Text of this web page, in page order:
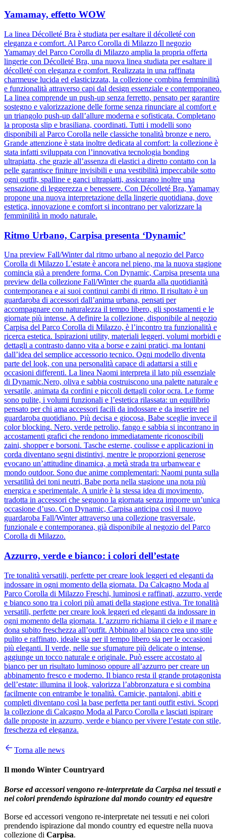
Yamamay, effetto WOW
La linea Décolleté Bra è studiata per esaltare il décolleté con
eleganza e comfort. Al Parco Corolla di Milazzo Il negozio
Yamamay del Parco Corolla di Milazzo amplia la propria offerta
lingerie con Décolleté Bra, una nuova linea studiata per esaltare il
décolleté con eleganza e comfort. Realizzata in una raffinata
charmeuse lucida ed elasticizzata, la collezione combina femminilità
e funzionalità attraverso capi dal design essenziale e contemporaneo.
La linea comprende un push-up senza ferretto, pensato per garantire
sostegno e valorizzazione delle forme senza rinunciare al comfort e
un triangolo push-up dall’allure moderna e sofisticata. Completano
la proposta slip e brasiliana, coordinati. Tutti i modelli sono
disponibili al Parco Corolla nelle classiche tonalità bronze e nero.
Grande attenzione è stata inoltre dedicata al comfort: la collezione è
stata infatti sviluppata con l’innovativa tecnologia bonding
ultrapiatta, che grazie all’assenza di elastici a diretto contatto con la
pelle garantisce finiture invisibili e una vestibilità impeccabile sotto
ogni outfit, spalline e ganci ultrapiatti, assicurano inoltre una
sensazione di leggerezza e benessere. Con Décolleté Bra, Yamamay
propone una nuova interpretazione della lingerie quotidiana, dove
estetica, innovazione e comfort si incontrano per valorizzare la
femminilità in modo naturale.
Ritmo Urbano, Carpisa presenta ‘Dynamic’
Una preview Fall/Winter dal ritmo urbano al negozio del Parco
Corolla di Milazzo L’estate è ancora nel pieno, ma la nuova stagione
comincia già a prendere forma. Con Dynamic, Carpisa presenta una
preview della collezione Fall/Winter che guarda alla quotidianità
contemporanea e ai suoi continui cambi di ritmo. Il risultato è un
guardaroba di accessori dall’anima urbana, pensati per
accompagnare con naturalezza il tempo libero, gli spostamenti e le
giornate più intense. A definire la collezione, disponibile al negozio
Carpisa del Parco Corolla di Milazzo, è l’incontro tra funzionalità e
ricerca estetica. Ispirazioni utility, materiali leggeri, volumi morbidi e
dettagli a contrasto danno vita a borse e zaini pratici, ma lontani
dall’idea del semplice accessorio tecnico. Ogni modello diventa
parte del look, con una personalità capace di adattarsi a stili e
occasioni differenti. La linea Naomi interpreta il lato più essenziale
di Dynamic.Nero, oliva e sabbia costruiscono una palette naturale e
versatile, animata da cordini e piccoli dettagli color ocra. Le forme
sono pulite, i volumi funzionali e l’estetica rilassata: un equilibrio
pensato per chi ama accessori facili da indossare e da inserire nel
guardaroba quotidiano. Più decisa e giocosa, Babe sceglie invece il
color blocking. Nero, verde petrolio, fango e sabbia si incontrano in
accostamenti grafici che rendono immediatamente riconoscibili
zaini, shopper e borsoni. Tasche esterne, coulisse e applicazioni in
corda diventano segni distintivi, mentre le proporzioni generose
evocano un’attitudine dinamica, a metà strada tra urbanwear e
mondo outdoor. Sono due anime complementari: Naomi punta sulla
versatilità dei toni neutri, Babe porta nella stagione una nota più
energica e sperimentale. A unirle è la stessa idea di movimento,
tradotta in accessori che seguono la giornata senza imporre un’unica
occasione d’uso. Con Dynamic, Carpisa anticipa così il nuovo
guardaroba Fall/Winter attraverso una collezione trasversale,
funzionale e contemporanea, già disponibile al negozio del Parco
Corolla di Milazzo.
Azzurro, verde e bianco: i colori dell’estate
Tre tonalità versatili, perfette per creare look leggeri ed eleganti da
indossare in ogni momento della giornata. Da Calcagno Moda al
Parco Corolla di Milazzo Freschi, luminosi e raffinati, azzurro, verde
e bianco sono tra i colori più amati della stagione estiva. Tre tonalità
versatili, perfette per creare look leggeri ed eleganti da indossare in
ogni momento della giornata. L’azzurro richiama il cielo e il mare e
dona subito freschezza all’outfit. Abbinato al bianco crea uno stile
pulito e raffinato, ideale sia per il tempo libero sia per le occasioni
più eleganti. Il verde, nelle sue sfumature più delicate o intense,
aggiunge un tocco naturale e originale. Può essere accostato al
bianco per un risultato luminoso oppure all’azzurro per creare un
abbinamento fresco e moderno. Il bianco resta il grande protagonista
dell’estate: illumina il look, valorizza l’abbronzatura e si combina
facilmente con entrambe le tonalità. Camicie, pantaloni, abiti e
completi diventano così la base perfetta per tanti outfit estivi. Scopri
la collezione di Calcagno Moda al Parco Corolla e lasciati ispirare
dalle proposte in azzurro, verde e bianco per vivere l’estate con stile,
freschezza ed eleganza.
Torna alle news
Il mondo Winter Countryard
Borse ed accessori vengono re-interpretate da Carpisa nei tessuti e
nei colori prendendo ispirazione dal mondo country ed equestre
Borse ed accessori vengono re-interpretate nei tessuti e nei colori
prendendo ispirazione dal mondo country ed equestre nella nuova
collezione di Carpisa.